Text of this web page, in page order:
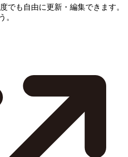
でも自由に更新・編集できます。
。